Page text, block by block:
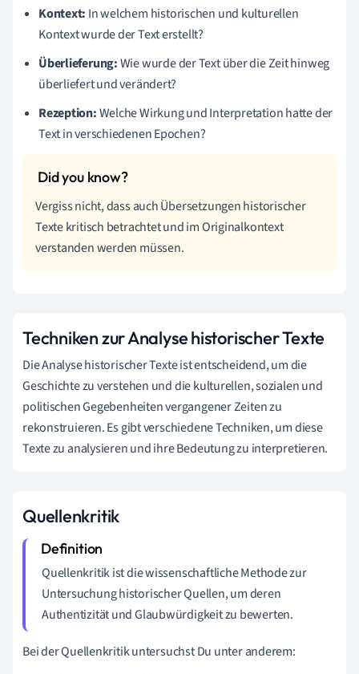
Kontext: In welchem historischen und kulturellen
Kontext wurde der Text erstellt?
Überlieferung:Wie wurde der Text über die Zeit hinweg
überliefert und verändert?
Rezeption:Welche Wirkung und Interpretation hatte der
Text in verschiedenen Epochen?
Vergiss nicht, dass auch Übersetzungen historischer
Texte kritisch betrachtet und im Originalkontext
verstanden werden müssen.
Techniken zur Analyse historischer Texte
Die Analyse historischer Texte ist entscheidend, um die
Geschichte zu verstehen und die kulturellen, sozialen und
politischen Gegebenheiten vergangener Zeiten zu
rekonstruieren. Es gibt verschiedene Techniken, um diese
Texte zu analysieren und ihre Bedeutung zu interpretieren.
Quellenkritik
Quellenkritik ist die wissenschaftliche Methode zur
Untersuchung historischer Quellen, um deren
Authentizität und Glaubwürdigkeit zu bewerten.
Bei der Quellenkritik untersuchst Du unter anderem: